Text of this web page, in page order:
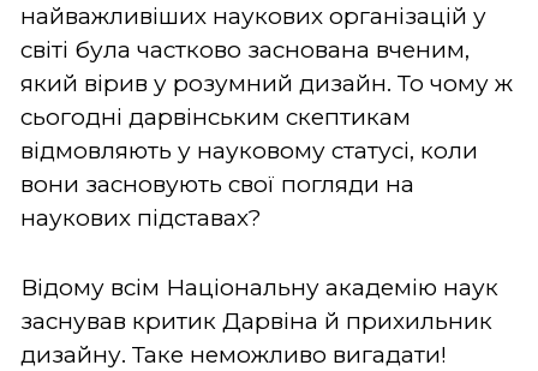
найважливіших наукових організацій у
світі була частково заснована вченим,
який вірив у розумний дизайн. То чому ж
сьогодні дарвінським скептикам
відмовляють у науковому статусі, коли
вони засновують свої погляди на
наукових підставах?
Відому всім Національну академію наук
заснував критик Дарвіна й прихильник
дизайну. Таке неможливо вигадати!